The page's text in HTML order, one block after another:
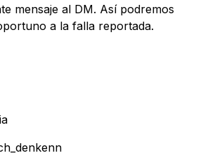
mensaje al DM. Así podremos
a la falla reportada.